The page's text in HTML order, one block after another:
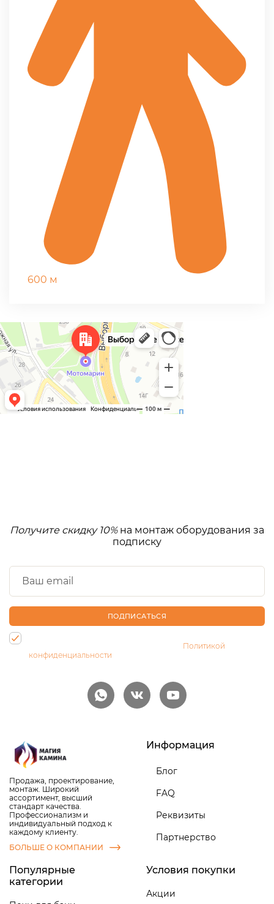
600 м
Получите скидку 10%на монтаж оборудования за
подписку
ПОДПИСАТЬСЯ
Политикой
конфиденциальности
Продажа, проектирование,
монтаж. Широкий
ассортимент, высший
стандарт качества.
Профессионализм и
индивидуальный подход к
каждому клиенту.
БОЛЬШЕ О КОМПАНИИ
Информация
Блог
FAQ
Реквизиты
Партнерство
Популярные
категории
Условия покупки
Акции